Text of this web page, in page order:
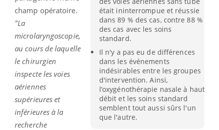
était ininterrompue et réussie
dans 89 % des cas, contre 88 %
des cas avec les soins
standard.
Il n'y a pas eu de différences
dans les événements
indésirables entre les groupes
d'intervention. Ainsi,
l’oxygénothérapie nasale à haut
débit et les soins standard
semblent tout aussi sûrs l'un
que l'autre.
champ opératoire.
"La
microlaryngoscopie,
au cours de laquelle
le chirurgien
inspecte les voies
aériennes
supérieures et
inférieures à la
recherche